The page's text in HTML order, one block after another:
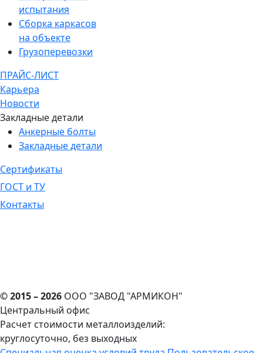
испытания
Сборка каркасов
на объекте
Грузоперевозки
ПРАЙС-ЛИСТ
Карьера
Новости
Закладные детали
Анкерные болты
Закладные детали
Сертификаты
ГОСТ и ТУ
Контакты
© 2015 – 2026 ООО "ЗАВОД "АРМИКОН"
Центральный офис
Расчет стоимости металлоизделий:
круглосуточно, без выходных